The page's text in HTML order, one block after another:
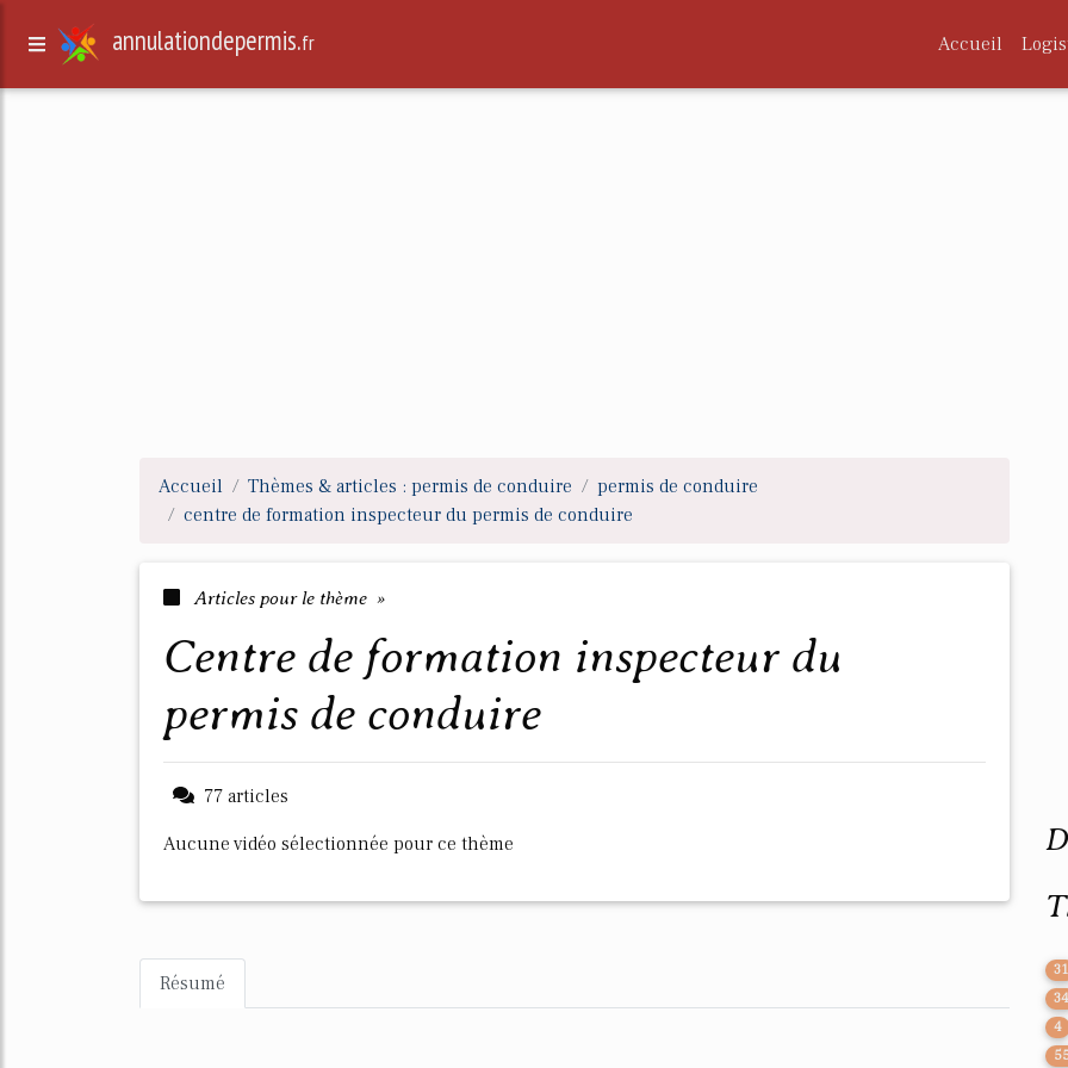
annulationdepermis.fr Accueil
Accueil Thèmes & articles : permis de conduire
permis de conduire
centre de formation inspecteur du permis de conduire
Articles pour le thème »
centre de formation inspecteur du
permis de conduire
77 articles
Aucune vidéo sélectionnée pour ce thème
Résumé
31
4